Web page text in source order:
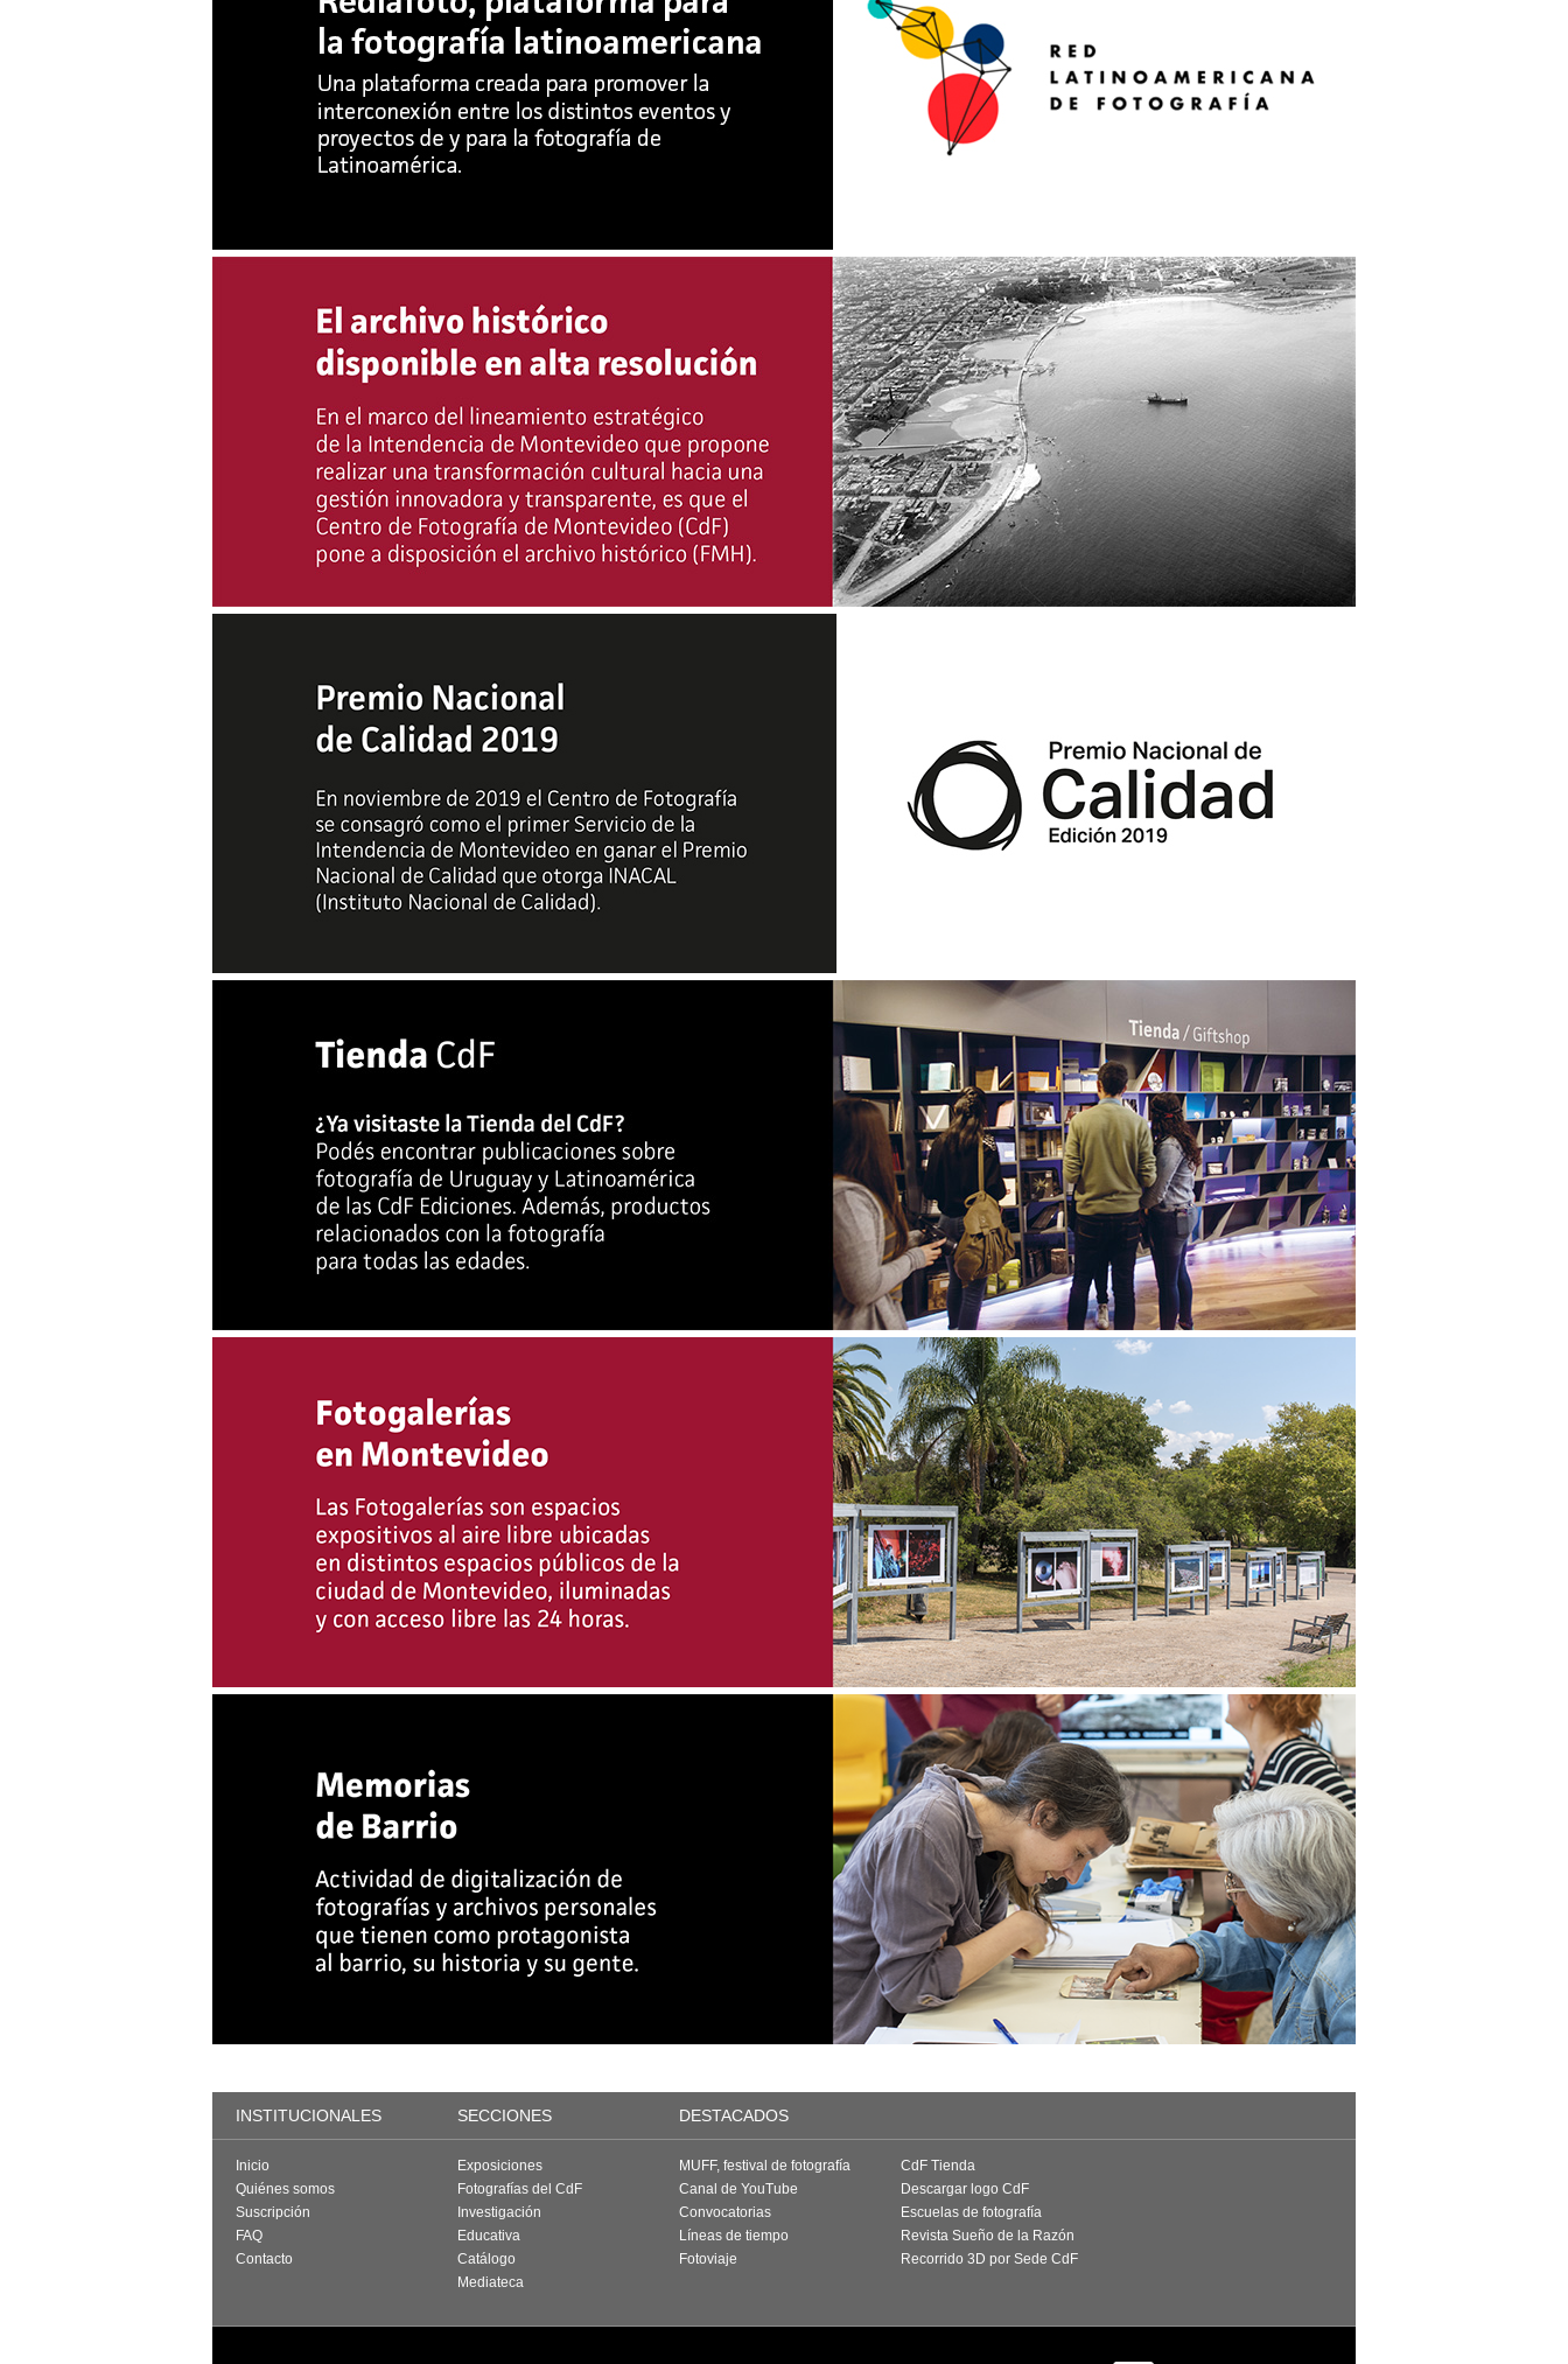
INSTITUCIONALES SECCIONES DESTACADOS
Inicio
Quiénes somos
Suscripción
FAQ
Contacto
Exposiciones
Fotografías del CdF
Investigación
Educativa
Catálogo
Mediateca
MUFF, festival de fotografía
Canal de YouTube
Convocatorias
Líneas de tiempo
Fotoviaje
CdF Tienda
Descargar logo CdF
Escuelas de fotografía
Revista Sueño de la Razón
Recorrido 3D por Sede CdF